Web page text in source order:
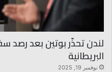
لندن تحذّر بوتين بعد رصد
البريطانية
نوفمبر 19, 2025